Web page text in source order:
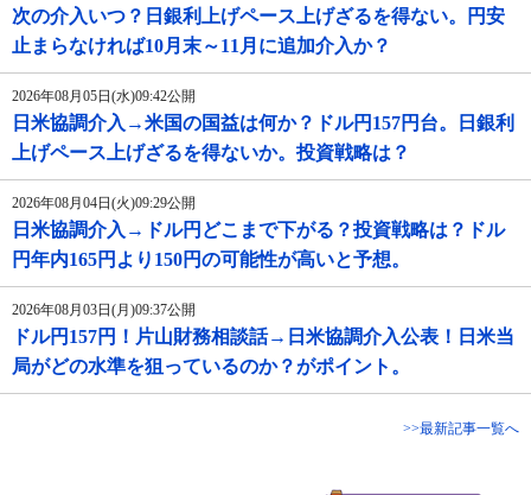
次の介入いつ？日銀利上げペース上げざるを得ない。円安
止まらなければ10月末～11月に追加介入か？
2026年08月05日(水)09:42公開
日米協調介入→米国の国益は何か？ドル円157円台。日銀利
上げペース上げざるを得ないか。投資戦略は？
2026年08月04日(火)09:29公開
日米協調介入→ドル円どこまで下がる？投資戦略は？ドル
円年内165円より150円の可能性が高いと予想。
2026年08月03日(月)09:37公開
ドル円157円！片山財務相談話→日米協調介入公表！日米当
局がどの水準を狙っているのか？がポイント。
>>最新記事一覧へ